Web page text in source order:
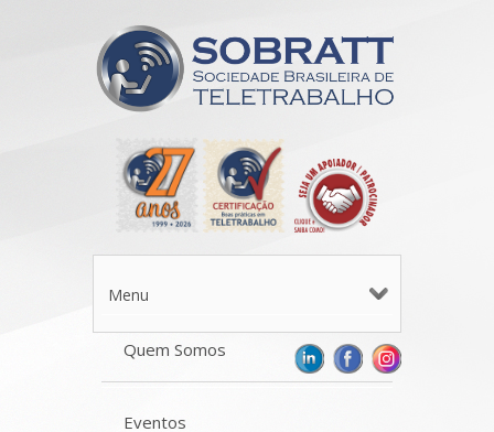
Quem Somos
Eventos
Menu